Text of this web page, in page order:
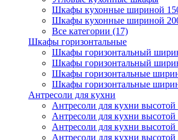
Шкафы кухонные шириной
Шкафы кухонные шириной
Все категории (17)
Шкафы горизонтальные
Шкафы горизонтальный
Шкафы горизонтальный
Шкафы горизонтальные
Шкафы горизонтальные
Антресоли для кухни
Антресоли для кухни
Антресоли для кухни
Антресоли для кухни
Антресоли для кухни